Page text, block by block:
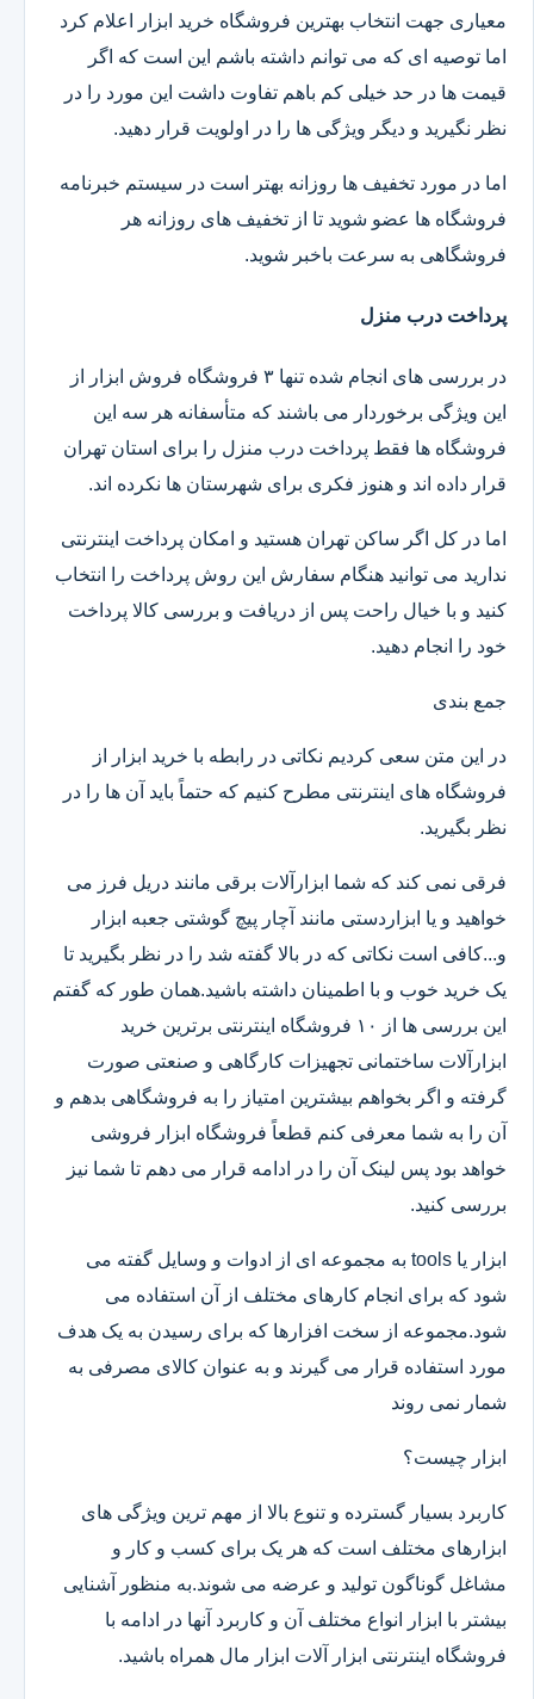
معیاری جهت انتخاب بهترین فروشگاه خرید ابزار اعلام کرد
اما توصیه ای که می توانم داشته باشم این است که اگر
قیمت ها در حد خیلی کم باهم تفاوت داشت این مورد را در
نظر نگیرید و دیگر ویژگی ها را در اولویت قرار دهید.
اما در مورد تخفیف ها روزانه بهتر است در سیستم خبرنامه
فروشگاه ها عضو شوید تا از تخفیف های روزانه هر
فروشگاهی به سرعت باخبر شوید.
پرداخت درب منزل
در بررسی های انجام شده تنها ۳ فروشگاه فروش ابزار از
این ویژگی برخوردار می باشند که متأسفانه هر سه این
فروشگاه ها فقط پرداخت درب منزل را برای استان تهران
قرار داده اند و هنوز فکری برای شهرستان ها نکرده اند.
اما در کل اگر ساکن تهران هستید و امکان پرداخت اینترنتی
ندارید می توانید هنگام سفارش این روش پرداخت را انتخاب
کنید و با خیال راحت پس از دریافت و بررسی کالا پرداخت
خود را انجام دهید.
جمع بندی
در این متن سعی کردیم نکاتی در رابطه با خرید ابزار از
فروشگاه های اینترنتی مطرح کنیم که حتماً باید آن ها را در
نظر بگیرید.
فرقی نمی کند که شما ابزارآلات برقی مانند دریل فرز می
خواهید و یا ابزاردستی مانند آچار پیچ گوشتی جعبه ابزار
و...کافی است نکاتی که در بالا گفته شد را در نظر بگیرید تا
یک خرید خوب و با اطمینان داشته باشید.همان طور که گفتم
این بررسی ها از ۱۰ فروشگاه اینترنتی برترین خرید
ابزارآلات ساختمانی تجهیزات کارگاهی و صنعتی صورت
گرفته و اگر بخواهم بیشترین امتیاز را به فروشگاهی بدهم و
آن را به شما معرفی کنم قطعاً فروشگاه ابزار فروشی
خواهد بود پس لینک آن را در ادامه قرار می دهم تا شما نیز
بررسی کنید.
ابزار یا tools به مجموعه ای از ادوات و وسایل گفته می
شود که برای انجام کارهای مختلف از آن استفاده می
شود.مجموعه از سخت افزارها که برای رسیدن به یک هدف
مورد استفاده قرار می گیرند و به عنوان کالای مصرفی به
شمار نمی روند
ابزار چیست؟
کاربرد بسیار گسترده و تنوع بالا از مهم ترین ویژگی های
ابزارهای مختلف است که هر یک برای کسب و کار و
مشاغل گوناگون تولید و عرضه می شوند.به منظور آشنایی
بیشتر با ابزار انواع مختلف آن و کاربرد آنها در ادامه با
فروشگاه اینترنتی ابزار آلات ابزار مال همراه باشید.